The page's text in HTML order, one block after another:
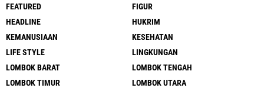
FEATURED
FIGUR
HEADLINE
HUKRIM
KEMANUSIAAN
KESEHATAN
LIFE STYLE
LINGKUNGAN
LOMBOK BARAT
LOMBOK TENGAH
LOMBOK TIMUR
LOMBOK UTARA